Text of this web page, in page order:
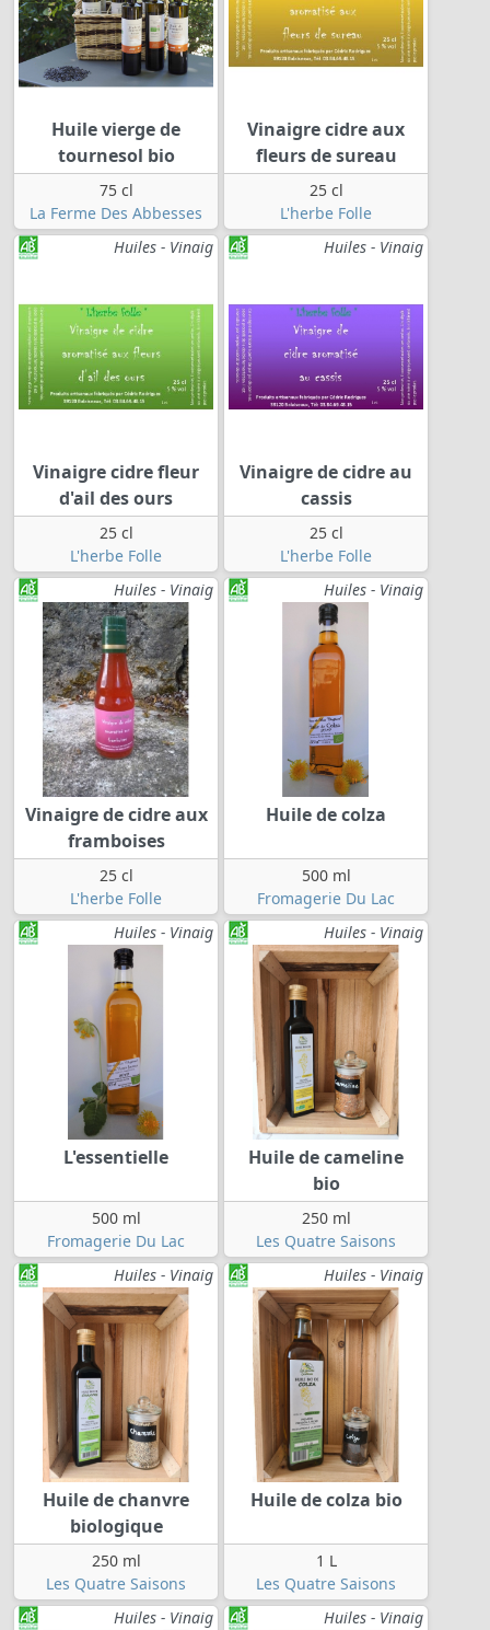
Huile vierge de
tournesol bio
75 cl
La Ferme Des Abbesses
Vinaigre cidre aux
fleurs de sureau
25 cl
L'herbe Folle
Huiles - Vinaig
Vinaigre cidre fleur
d'ail des ours
25 cl
L'herbe Folle
Huiles - Vinaig
Vinaigre de cidre au
cassis
25 cl
L'herbe Folle
Huiles - Vinaig
Vinaigre de cidre aux
framboises
25 cl
L'herbe Folle
Huiles - Vinaig
Huile de colza
500 ml
Fromagerie Du Lac
Huiles - Vinaig
L'essentielle
500 ml
Fromagerie Du Lac
Huiles - Vinaig
Huile de cameline
bio
250 ml
Les Quatre Saisons
Huiles - Vinaig
Huile de chanvre
biologique
250 ml
Les Quatre Saisons
Huiles - Vinaig
Huile de colza bio
1 L
Les Quatre Saisons
Huiles - Vinaig
Huiles - Vinaig